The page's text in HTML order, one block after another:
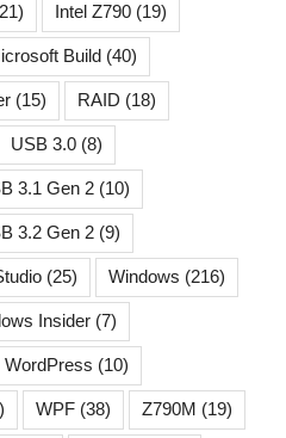
Intel Z790 (19)
Build (40)
(15) RAID (18)
USB 3.0 (8)
3.1 Gen 2 (10)
3.2 Gen 2 (9)
(25) Windows (216)
Insider (7)
WordPress (10)
WPF (38) Z790M (19)